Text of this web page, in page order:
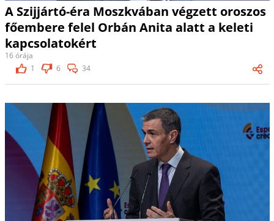
A Szijjártó-éra Moszkvában végzett oroszos
főembere felel Orbán Anita alatt a keleti
kapcsolatokért
16 órája
1
6 34